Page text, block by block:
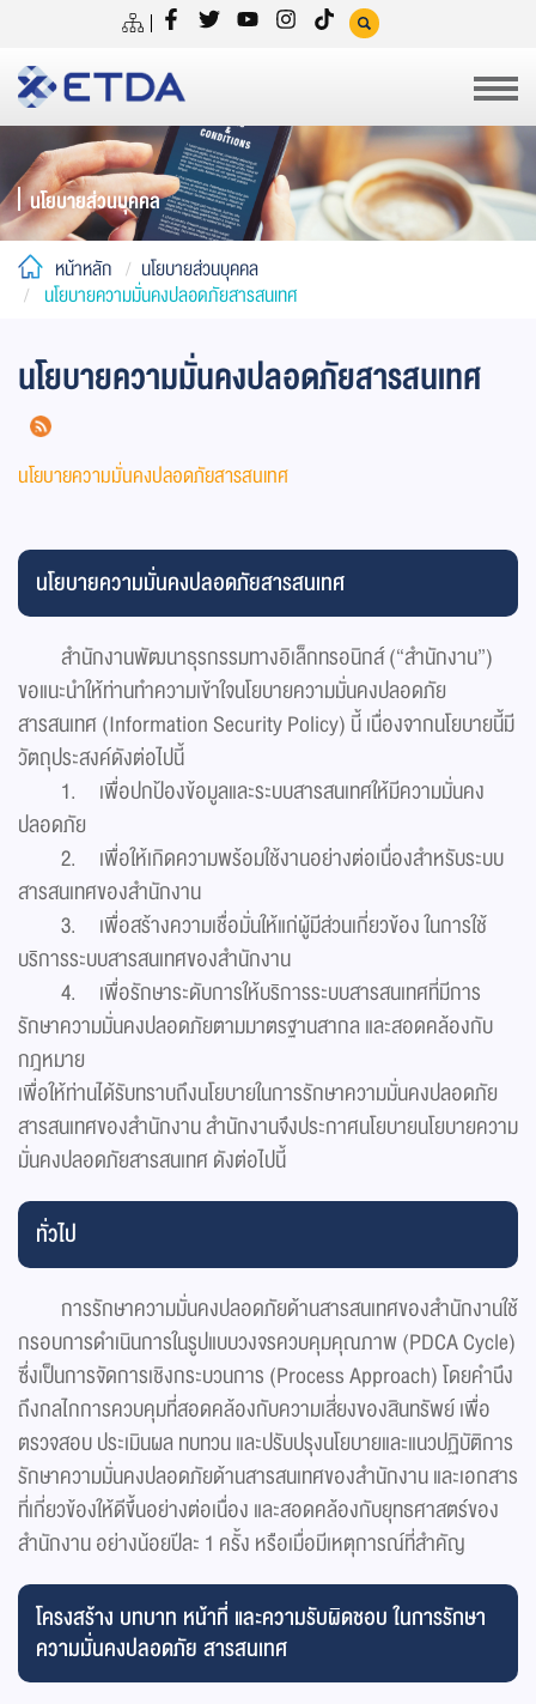
นโยบายส่วนบุคคล
หน้าหลัก
นโยบายส่วนบุคคล
นโยบายความมั่นคงปลอดภัยสารสนเทศ
นโยบายความมั่นคงปลอดภัยสารสนเทศ
นโยบายความมั่นคงปลอดภัยสารสนเทศ
นโยบายความมั่นคงปลอดภัยสารสนเทศ
สำนักงานพัฒนาธุรกรรมทางอิเล็กทรอนิกส์ (“สำนักงาน”)
ขอแนะนำให้ท่านทำความเข้าใจนโยบายความมั่นคงปลอดภัย
สารสนเทศ (Information Security Policy) นี้ เนื่องจากนโยบายนี้มี
วัตถุประสงค์ดังต่อไปนี้
1. เพื่อปกป้องข้อมูลและระบบสารสนเทศให้มีความมั่นคง
ปลอดภัย
2. เพื่อให้เกิดความพร้อมใช้งานอย่างต่อเนื่องสำหรับระบบ
สารสนเทศของสำนักงาน
3. เพื่อสร้างความเชื่อมั่นให้แก่ผู้มีส่วนเกี่ยวข้อง ในการใช้
บริการระบบสารสนเทศของสำนักงาน
4. เพื่อรักษาระดับการให้บริการระบบสารสนเทศที่มีการ
รักษาความมั่นคงปลอดภัยตามมาตรฐานสากล และสอดคล้องกับ
กฎหมาย
เพื่อให้ท่านได้รับทราบถึงนโยบายในการรักษาความมั่นคงปลอดภัย
สารสนเทศของสำนักงาน สำนักงานจึงประกาศนโยบายนโยบายความ
มั่นคงปลอดภัยสารสนเทศ ดังต่อไปนี้
ทั่วไป
การรักษาความมั่นคงปลอดภัยด้านสารสนเทศของสำนักงานใช้
กรอบการดำเนินการในรูปแบบวงจรควบคุมคุณภาพ (PDCA Cycle)
ซึ่งเป็นการจัดการเชิงกระบวนการ (Process Approach) โดยคำนึง
ถึงกลไกการควบคุมที่สอดคล้องกับความเสี่ยงของสินทรัพย์ เพื่อ
ตรวจสอบ ประเมินผล ทบทวน และปรับปรุงนโยบายและแนวปฏิบัติการ
รักษาความมั่นคงปลอดภัยด้านสารสนเทศของสำนักงาน และเอกสาร
ที่เกี่ยวข้องให้ดีขึ้นอย่างต่อเนื่อง และสอดคล้องกับยุทธศาสตร์ของ
สำนักงาน อย่างน้อยปีละ 1 ครั้ง หรือเมื่อมีเหตุการณ์ที่สำคัญ
โครงสร้าง บทบาท หน้าที่ และความรับผิดชอบ ในการรักษา
ความมั่นคงปลอดภัย สารสนเทศ